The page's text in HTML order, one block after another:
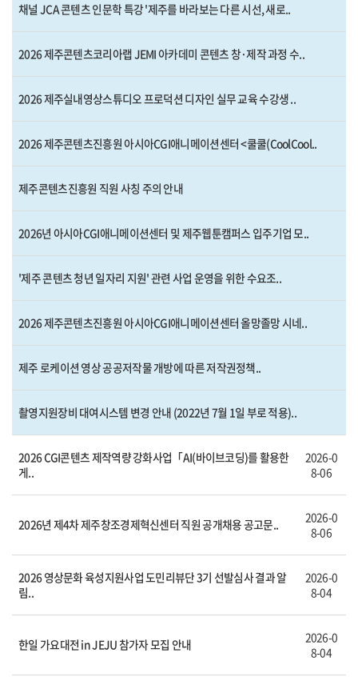
채널 JCA 콘텐츠 인문학 특강 '제주를 바라보는 다른 시선, 새로..
2026 제주콘텐츠코리아랩 JEMI 아카데미 콘텐츠 창·제작 과정 수..
2026 제주실내영상스튜디오 프로덕션 디자인 실무 교육 수강생 ..
2026 제주콘텐츠진흥원 아시아CGI애니메이션센터 <쿨쿨(CoolCool..
제주콘텐츠진흥원 직원 사칭 주의 안내
2026년 아시아CGI애니메이션센터 및 제주웹툰캠퍼스 입주기업 모..
'제주 콘텐츠 청년 일자리 지원' 관련 사업 운영을 위한 수요조..
2026 제주콘텐츠진흥원 아시아CGI애니메이션센터 올망졸망 시네..
제주 로케이션 영상 공공저작물 개방에 따른 저작권정책..
촬영지원장비 대여시스템 변경 안내 (2022년 7월 1일 부로 적용)..
2026 CGI콘텐츠 제작역량 강화사업「AI(바이브코딩)를 활용한
게..
2026-0
8-06
2026년 제4차 제주창조경제혁신센터 직원 공개채용 공고문..
2026-0
8-06
2026 영상문화 육성지원사업 도민리뷰단 3기 선발심사 결과 알
림..
2026-0
8-04
한일 가요대전 in JEJU 참가자 모집 안내
2026-0
8-04